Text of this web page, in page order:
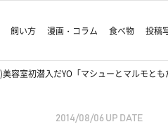
飼い方 漫画・コラム 食べ物 投稿
美容室初潜入だYO「マシューとマルモとも
2014/08/06 UP DATE